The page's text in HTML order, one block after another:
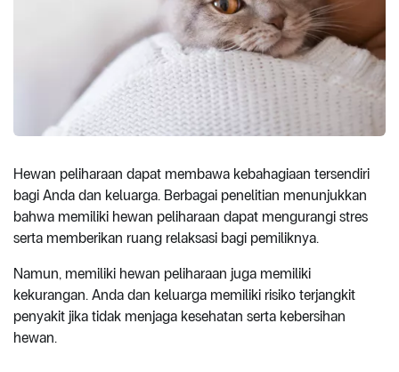
Hewan peliharaan dapat membawa kebahagiaan tersendiri
bagi Anda dan keluarga. Berbagai penelitian menunjukkan
bahwa memiliki hewan peliharaan dapat mengurangi stres
serta memberikan ruang relaksasi bagi pemiliknya.
Namun, memiliki hewan peliharaan juga memiliki
kekurangan. Anda dan keluarga memiliki risiko terjangkit
penyakit jika tidak menjaga kesehatan serta kebersihan
hewan.